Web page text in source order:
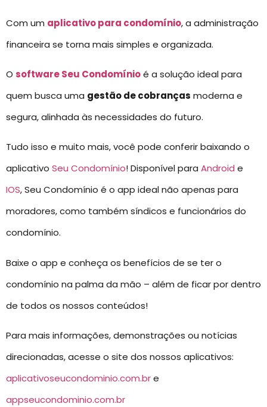
Com um aplicativo para condomínio, a administração
financeira se torna mais simples e organizada.
O software Seu Condomínioé a solução ideal para
quem busca uma gestão de cobranças moderna e
segura, alinhada às necessidades do futuro.
Tudo isso e muito mais, você pode conferir baixando o
aplicativo Seu Condomínio! Disponível para Android e
IOS, Seu Condomínio é o app ideal não apenas para
moradores, como também síndicos e funcionários do
condomínio.
Baixe o app e conheça os benefícios de se ter o
condomínio na palma da mão – além de ficar por dentro
de todos os nossos conteúdos!
Para mais informações, demonstrações ou notícias
direcionadas, acesse o site dos nossos aplicativos:
aplicativoseucondominio.com.bre
appseucondominio.com.br